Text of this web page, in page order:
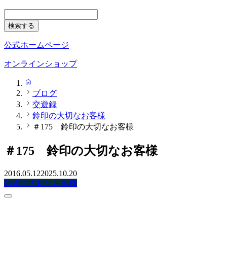
公式ホームページ
オンラインショップ
ブログ
交遊録
鈴印の大切なお客様
＃175 鈴印の大切なお客様
＃175 鈴印の大切なお客様
2016.05.122025.10.20
鈴印の大切なお客様